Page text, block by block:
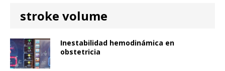
stroke volume
Inestabilidad hemodinámica en
obstetricia